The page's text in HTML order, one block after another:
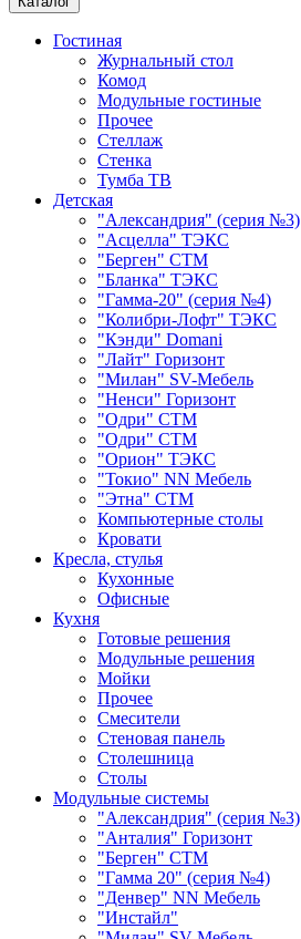
Гостиная
Журнальный стол
Комод
Модульные гостиные
Прочее
Стеллаж
Стенка
Тумба ТВ
Детская
"Александрия" (серия №3)
"Асцелла" ТЭКС
"Берген" СТМ
"Бланка" ТЭКС
"Гамма-20" (серия №4)
"Колибри-Лофт" ТЭКС
"Кэнди" Domani
"Лайт" Горизонт
"Милан" SV-Мебель
"Ненси" Горизонт
"Одри" СТМ
"Одри" СТМ
"Орион" ТЭКС
"Токио" NN Мебель
"Этна" СТМ
Компьютерные столы
Кровати
Кресла, стулья
Кухонные
Офисные
Кухня
Готовые решения
Модульные решения
Мойки
Прочее
Смесители
Стеновая панель
Столешница
Столы
Модульные системы
"Александрия" (серия №3)
"Анталия" Горизонт
"Берген" СТМ
"Гамма 20" (серия №4)
"Денвер" NN Мебель
"Инстайл"